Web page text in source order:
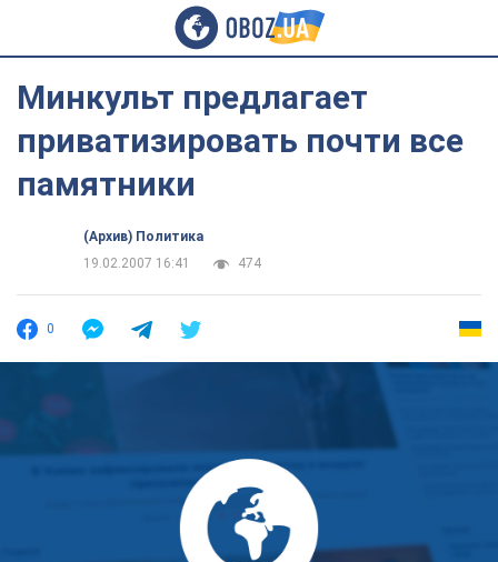
Минкульт предлагает
приватизировать почти все
памятники
(Архив) Политика
19.02.2007 16:41
474
0